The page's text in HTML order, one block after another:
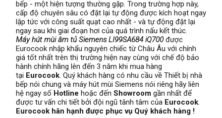
bếp - một hiện tượng thường gặp. Trong trường hợp này,
cấp độ chuyên sâu có đặt lại tự động được kích hoạt ngay
lập tức với công suất quạt cao nhất - và tự động đặt lại
ngay sau khi giai đoạn hơi của quá trình nấu kết thúc.
Máy hút mùi âm tủ Siemens LI99SA684 iQ700được
Eurocook nhập khẩu nguyên chiếc từ Châu Âu với chính
giá tốt nhất trên thị trường hiện nay cùng với chế độ bảo
hành chính hãng lên đến 3 năm khi mua hàng
tại Eurocook. Quý khách hàng có nhu cầu về Thiết bị nhà
bếp nói chung và máy hút mùi Siemens nói riêng hãy liên
hệ ngay số Hotline hoặc đến Showroom gần nhất để
được tư vấn chi tiết bởi đội ngũ tânh tâm của Eurocook.
Eurocook hân hạnh được phục vụ Quý khách hàng !